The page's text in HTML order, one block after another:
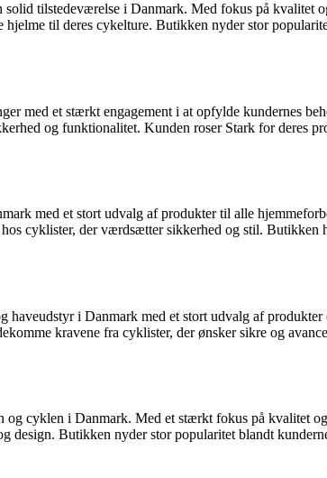
tilstedeværelse i Danmark. Med fokus på kvalitet
til deres cykelture. Butikken nyder stor
med et stærkt engagement i at opfylde kundernes
og funktionalitet. Kunden roser Stark for deres
med et stort udvalg af produkter til alle
cyklister, der værdsætter sikkerhed og stil. Butikken
i Danmark med et stort udvalg af
kravene fra cyklister, der ønsker sikre og
cyklen i Danmark. Med et stærkt fokus på kvalitet
Butikken nyder stor popularitet blandt